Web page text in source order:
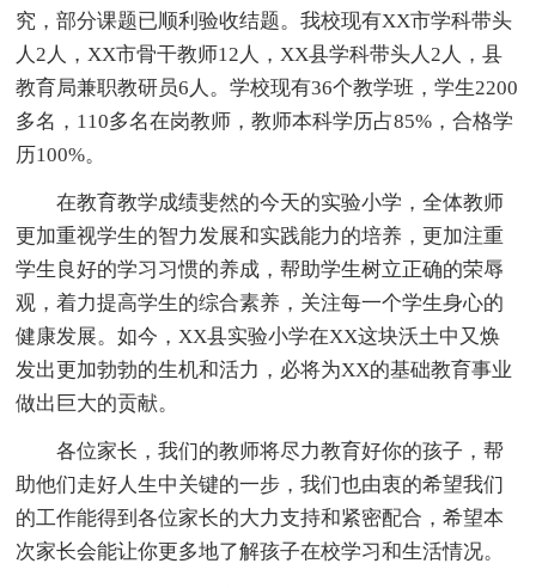
究，部分课题已顺利验收结题。我校现有XX市学科带头
人2人，XX市骨干教师12人，XX县学科带头人2人，县
教育局兼职教研员6人。学校现有36个教学班，学生2200
多名，110多名在岗教师，教师本科学历占85%，合格学
历100%。
在教育教学成绩斐然的今天的实验小学，全体教师
更加重视学生的智力发展和实践能力的培养，更加注重
学生良好的学习习惯的养成，帮助学生树立正确的荣辱
观，着力提高学生的综合素养，关注每一个学生身心的
健康发展。如今，XX县实验小学在XX这块沃土中又焕
发出更加勃勃的生机和活力，必将为XX的基础教育事业
做出巨大的贡献。
各位家长，我们的教师将尽力教育好你的孩子，帮
助他们走好人生中关键的一步，我们也由衷的希望我们
的工作能得到各位家长的大力支持和紧密配合，希望本
次家长会能让你更多地了解孩子在校学习和生活情况。